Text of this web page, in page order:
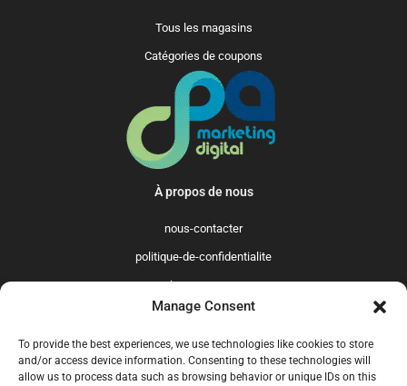
Manage Consent
To provide the best experiences, we use technologies like cookies to store
and/or access device information. Consenting to these technologies will
allow us to process data such as browsing behavior or unique IDs on this
Tous les magasins
Catégories de coupons
À propos de nous
nous-contacter
politique-de-confidentialite
qui-sommes-nous
US GB FR IT ES NL AU BR CA